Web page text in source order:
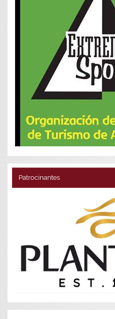
Patrocinantes